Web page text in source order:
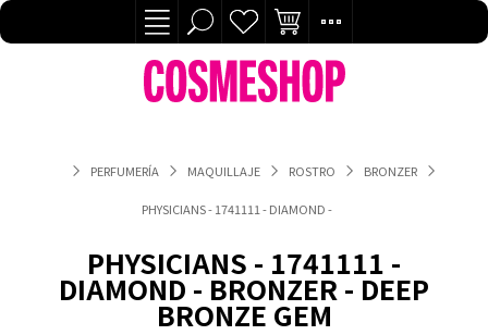
PERFUMERÍA MAQUILLAJE ROSTRO BRONZER
PHYSICIANS - 1741111 - DIAMOND - BRONZER - DEEP BRONZE
PHYSICIANS - 1741111 -
DIAMOND - BRONZER - DEEP
BRONZE GEM